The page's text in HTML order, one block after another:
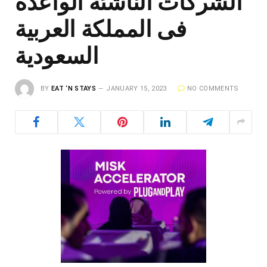
فى المملكة العربية
السعودية
BY EAT ‘N STAYS JANUARY 15, 2023 NO COMMENTS